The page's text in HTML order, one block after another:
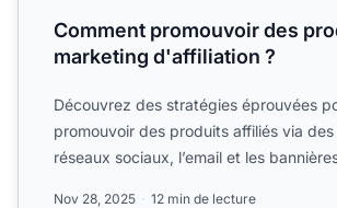
Comment promouvoir des
marketing d'affiliation ?
Découvrez des stratégies éprouvées
promouvoir des produits affiliés via
réseaux sociaux, l’email et les
Nov 28, 2025 12 min de lecture